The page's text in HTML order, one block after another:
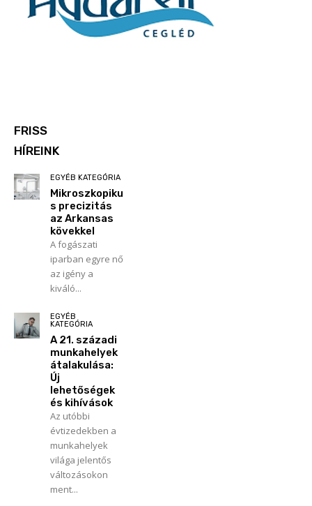
FRISS
HÍREINK
EGYÉB KATEGÓRIA
Mikroszkopiku
s precizitás
az Arkansas
kövekkel
A fogászati
iparban egyre nő
az igény a
kiváló...
EGYÉB
KATEGÓRIA
A 21. századi
munkahelyek
átalakulása:
Új
lehetőségek
és kihívások
Az utóbbi
évtizedekben a
munkahelyek
világa jelentős
változásokon
ment...